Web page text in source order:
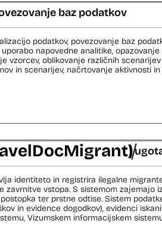
baz podatkov
podatkov, povezovanje baz
napovedne analitike,
vzorcev, oblikovanje različnih
in scenarijev, načrtovanje aktivnosti in
javnega značaja
identiteto in registrira ilegalne
zavrnitve vstopa. S sistemom zajemajo
ter prstne odtise. Sistem
in evidence dogodkov), evidenci
Vizumskem informacijskem